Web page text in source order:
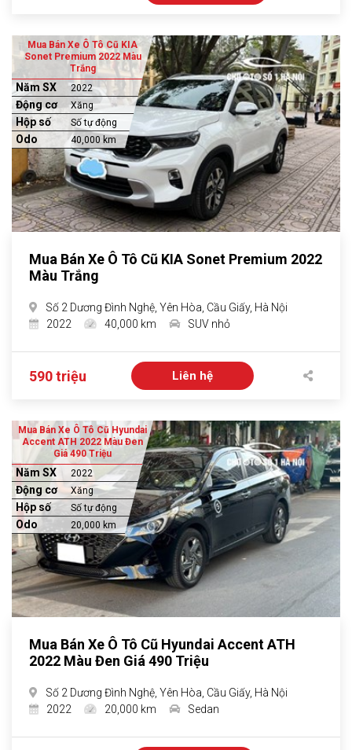
Mua Bán Xe Ô Tô Cũ KIA
Sonet Premium 2022 Màu
Trắng
Năm SX 2022
Động cơ Xăng
Hộp số Số tự động
Odo 40,000 km
Mua Bán Xe Ô Tô Cũ KIA Sonet Premium 2022
Màu Trắng
Số 2 Dương Đình Nghệ, Yên Hòa, Cầu Giấy, Hà Nội
2022
40,000 km SUV nhỏ
590 triệu Liên hệ
Mua Bán Xe Ô Tô Cũ Hyundai
Accent ATH 2022 Màu Đen
Giá 490 Triệu
Năm SX 2022
Động cơ Xăng
Hộp số Số tự động
Odo 20,000 km
Mua Bán Xe Ô Tô Cũ Hyundai Accent ATH
2022 Màu Đen Giá 490 Triệu
Số 2 Dương Đình Nghệ, Yên Hòa, Cầu Giấy, Hà Nội
2022
20,000 km Sedan